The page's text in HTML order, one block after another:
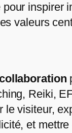
pour inspirer
valeurs
Reiki,
le visiteur,
et